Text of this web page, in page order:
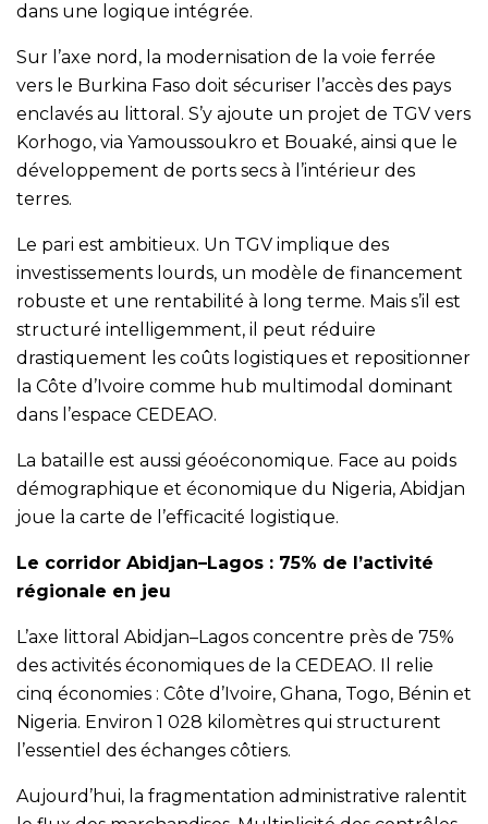
dans une logique intégrée.
Sur l’axe nord, la modernisation de la voie ferrée
vers le Burkina Faso doit sécuriser l’accès des pays
enclavés au littoral. S’y ajoute un projet de TGV vers
Korhogo, via Yamoussoukro et Bouaké, ainsi que le
développement de ports secs à l’intérieur des
terres.
Le pari est ambitieux. Un TGV implique des
investissements lourds, un modèle de financement
robuste et une rentabilité à long terme. Mais s’il est
structuré intelligemment, il peut réduire
drastiquement les coûts logistiques et repositionner
la Côte d’Ivoire comme hub multimodal dominant
dans l’espace CEDEAO.
La bataille est aussi géoéconomique. Face au poids
démographique et économique du Nigeria, Abidjan
joue la carte de l’efficacité logistique.
Le corridor Abidjan–Lagos : 75% de l’activité
régionale en jeu
L’axe littoral Abidjan–Lagos concentre près de 75%
des activités économiques de la CEDEAO. Il relie
cinq économies : Côte d’Ivoire, Ghana, Togo, Bénin et
Nigeria. Environ 1 028 kilomètres qui structurent
l’essentiel des échanges côtiers.
Aujourd’hui, la fragmentation administrative ralentit